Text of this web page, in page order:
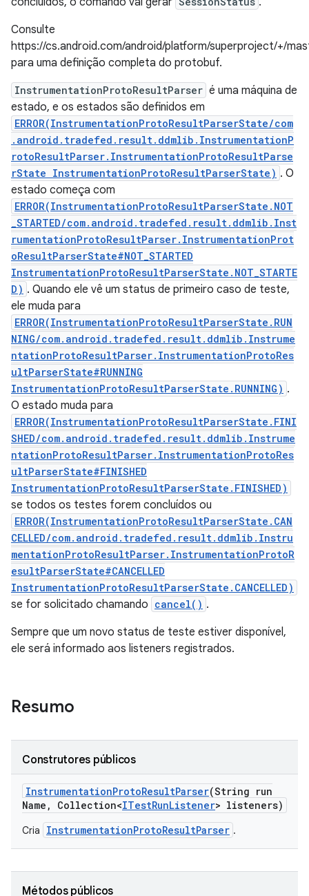
Consulte
https://cs.android.com/android/platform/superproject/+/
para uma definição completa do protobuf.
InstrumentationProtoResultParser é uma máquina de
estado, e os estados são definidos em
ERROR(InstrumentationProtoResultParserState/com
.android.tradefed.result.ddmlib.InstrumentationP
rotoResultParser.InstrumentationProtoResultParse
rState InstrumentationProtoResultParserState) . O
estado começa com
ERROR(InstrumentationProtoResultParserState.NOT
_STARTED/com.android.tradefed.result.ddmlib.Inst
rumentationProtoResultParser.InstrumentationProt
oResultParserState#NOT_STARTED
InstrumentationProtoResultParserState.NOT_STARTE
D) . Quando ele vê um status de primeiro caso de teste,
ele muda para
ERROR(InstrumentationProtoResultParserState.RUN
NING/com.android.tradefed.result.ddmlib.Instrume
ntationProtoResultParser.InstrumentationProtoRes
ultParserState#RUNNING
InstrumentationProtoResultParserState.RUNNING) .
O estado muda para
ERROR(InstrumentationProtoResultParserState.FINI
SHED/com.android.tradefed.result.ddmlib.Instrume
ntationProtoResultParser.InstrumentationProtoRes
ultParserState#FINISHED
InstrumentationProtoResultParserState.FINISHED)
se todos os testes forem concluídos ou
ERROR(InstrumentationProtoResultParserState.CAN
CELLED/com.android.tradefed.result.ddmlib.Instru
mentationProtoResultParser.InstrumentationProtoR
esultParserState#CANCELLED
InstrumentationProtoResultParserState.CANCELLED)
se for solicitado chamando cancel() .
Sempre que um novo status de teste estiver disponível,
ele será informado aos listeners registrados.
Resumo
Construtores públicos
InstrumentationProtoResultParser(String run
Name , Collection<ITestRunListener> listeners)
Cria InstrumentationProtoResultParser .
Métodos públicos